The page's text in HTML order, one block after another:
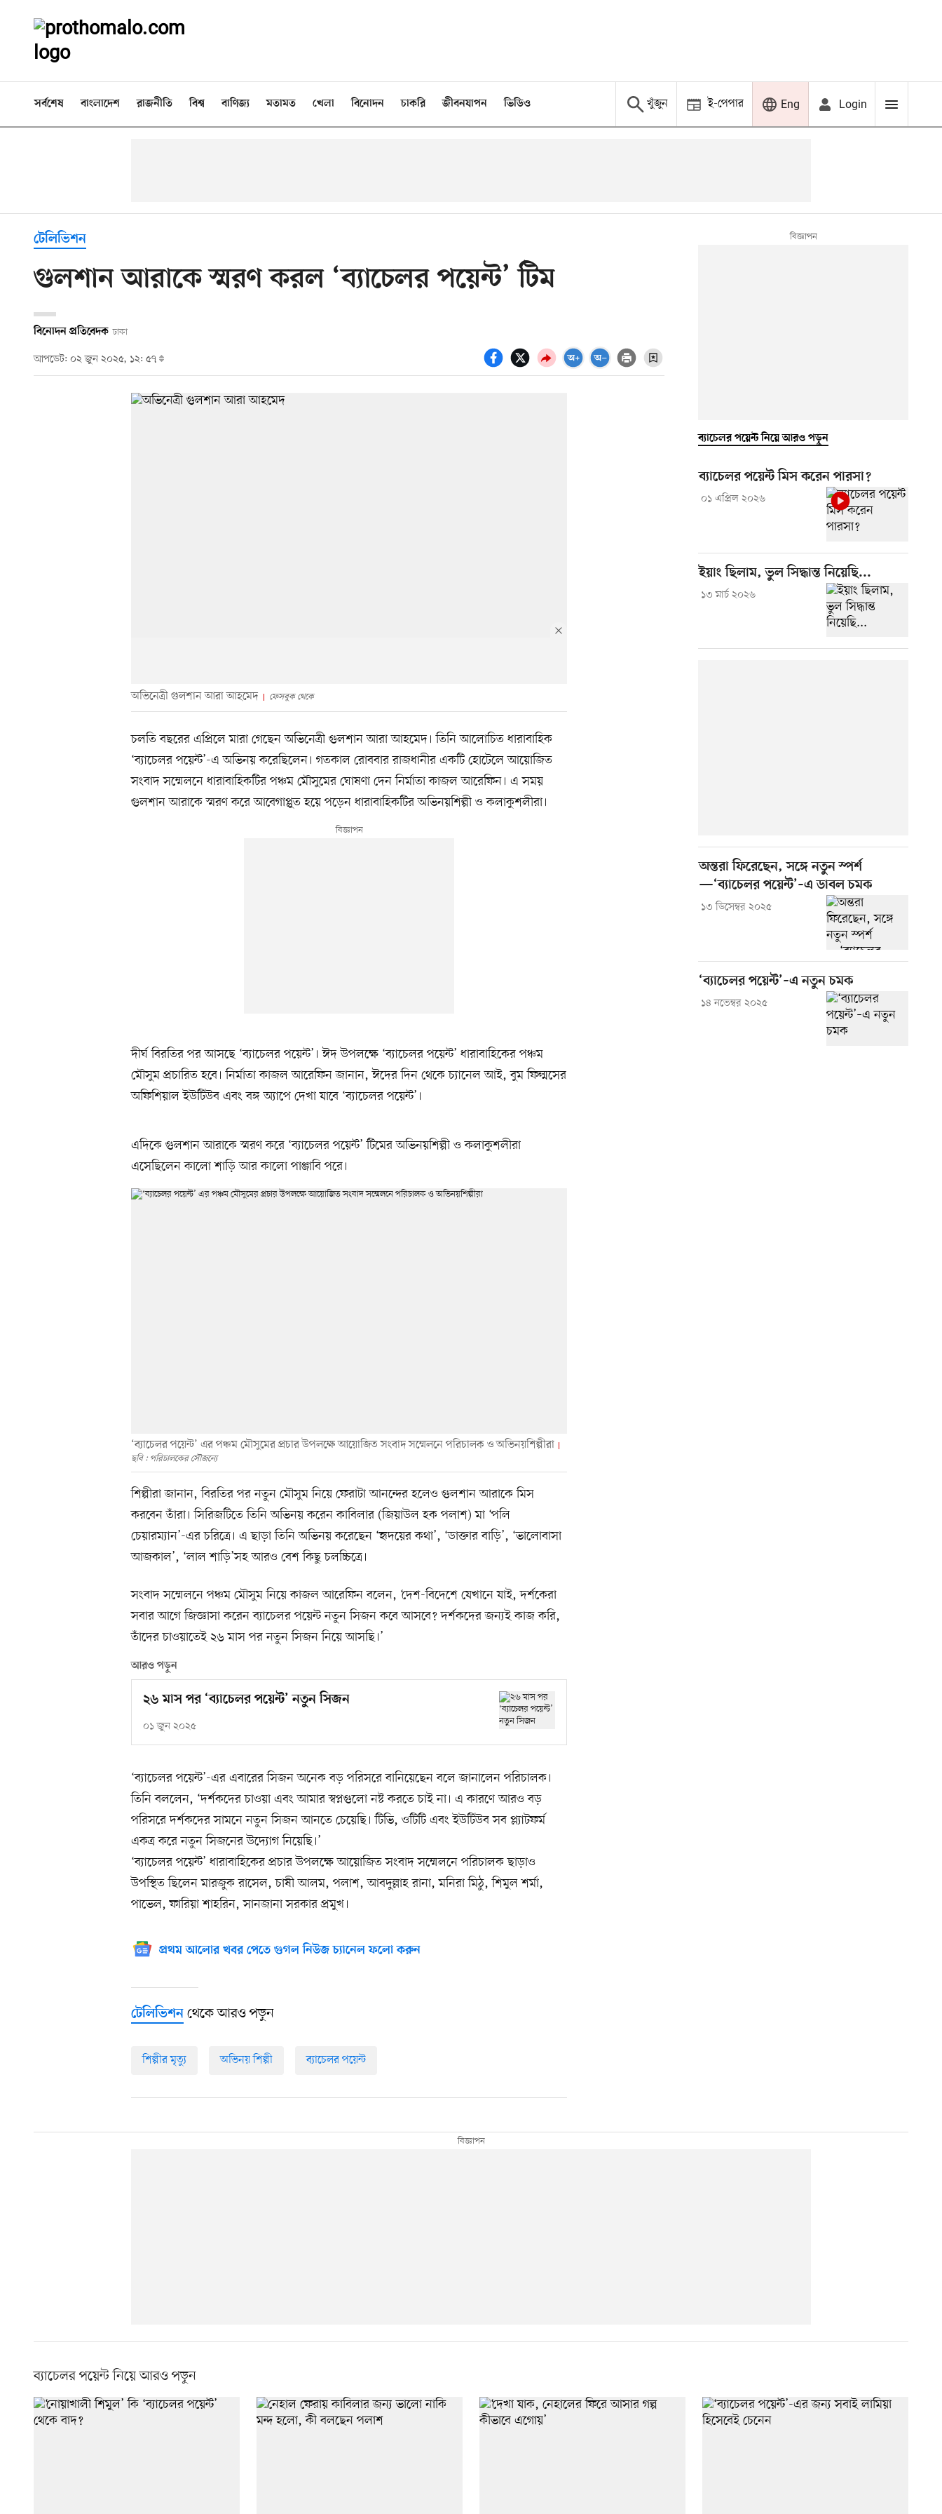
সর্বশেষ বাংলাদেশ রাজনীতি বিশ্ব বাণিজ্য মতামত খেলা বিনোদন চাকরি জীবনযাপন ভিডিও খুঁজুন ই-পেপার Eng Login
টেলিভিশন
গুলশান আরাকে স্মরণ করল ‘ব্যাচেলর পয়েন্ট’ টিম
বিনোদন প্রতিবেদক ঢাকা
আপডেট: ০২ জুন ২০২৫, ১২: ৫৭
অভিনেত্রী গুলশান আরা আহমেদ ফেসবুক থেকে
চলতি বছরের এপ্রিলে মারা গেছেন অভিনেত্রী গুলশান আরা আহমেদ। তিনি আলোচিত ধারাবাহিক
‘ব্যাচেলর পয়েন্ট’-এ অভিনয় করেছিলেন। গতকাল রোববার রাজধানীর একটি হোটেলে আয়োজিত
সংবাদ সম্মেলনে ধারাবাহিকটির পঞ্চম মৌসুমের ঘোষণা দেন নির্মাতা কাজল আরেফিন। এ সময়
গুলশান আরাকে স্মরণ করে আবেগাপ্লুত হয়ে পড়েন ধারাবাহিকটির অভিনয়শিল্পী ও কলাকুশলীরা।
দীর্ঘ বিরতির পর আসছে ‘ব্যাচেলর পয়েন্ট’। ঈদ উপলক্ষে ‘ব্যাচেলর পয়েন্ট’ ধারাবাহিকের পঞ্চম
মৌসুম প্রচারিত হবে। নির্মাতা কাজল আরেফিন জানান, ঈদের দিন থেকে চ্যানেল আই, বুম ফিল্মসের
অফিশিয়াল ইউটিউব এবং বঙ্গ অ্যাপে দেখা যাবে ‘ব্যাচেলর পয়েন্ট’।
এদিকে গুলশান আরাকে স্মরণ করে ‘ব্যাচেলর পয়েন্ট’ টিমের অভিনয়শিল্পী ও কলাকুশলীরা
এসেছিলেন কালো শাড়ি আর কালো পাঞ্জাবি পরে।
‘ব্যাচেলর পয়েন্ট’ এর পঞ্চম মৌসুমের প্রচার উপলক্ষে আয়োজিত সংবাদ সম্মেলনে পরিচালক ও অভিনয়শিল্পীরা
ছবি : পরিচালকের সৌজন্যে
শিল্পীরা জানান, বিরতির পর নতুন মৌসুম নিয়ে ফেরাটা আনন্দের হলেও গুলশান আরাকে মিস
করবেন তাঁরা। সিরিজটিতে তিনি অভিনয় করেন কাবিলার (জিয়াউল হক পলাশ) মা ‘পলি
চেয়ারম্যান’-এর চরিত্রে। এ ছাড়া তিনি অভিনয় করেছেন ‘হৃদয়ের কথা’, ‘ডাক্তার বাড়ি’, ‘ভালোবাসা
আজকাল’, ‘লাল শাড়ি’সহ আরও বেশ কিছু চলচ্চিত্রে।
সংবাদ সম্মেলনে পঞ্চম মৌসুম নিয়ে কাজল আরেফিন বলেন, ‘দেশ-বিদেশে যেখানে যাই, দর্শকেরা
সবার আগে জিজ্ঞাসা করেন ব্যাচেলর পয়েন্ট নতুন সিজন কবে আসবে? দর্শকদের জন্যই কাজ করি,
তাঁদের চাওয়াতেই ২৬ মাস পর নতুন সিজন নিয়ে আসছি।’
আরও পড়ুন
২৬ মাস পর ‘ব্যাচেলর পয়েন্ট’ নতুন সিজন
০১ জুন ২০২৫
‘ব্যাচেলর পয়েন্ট’-এর এবারের সিজন অনেক বড় পরিসরে বানিয়েছেন বলে জানালেন পরিচালক।
তিনি বললেন, ‘দর্শকদের চাওয়া এবং আমার স্বপ্নগুলো নষ্ট করতে চাই না। এ কারণে আরও বড়
পরিসরে দর্শকদের সামনে নতুন সিজন আনতে চেয়েছি। টিভি, ওটিটি এবং ইউটিউব সব প্ল্যাটফর্ম
একত্র করে নতুন সিজনের উদ্যোগ নিয়েছি।’
‘ব্যাচেলর পয়েন্ট’ ধারাবাহিকের প্রচার উপলক্ষে আয়োজিত সংবাদ সম্মেলনে পরিচালক ছাড়াও
উপস্থিত ছিলেন মারজুক রাসেল, চাষী আলম, পলাশ, আবদুল্লাহ রানা, মনিরা মিঠু, শিমুল শর্মা,
পাভেল, ফারিয়া শাহরিন, সানজানা সরকার প্রমুখ।
প্রথম আলোর খবর পেতে গুগল নিউজ চ্যানেল ফলো করুন
টেলিভিশন থেকে আরও পড়ুন
শিল্পীর মৃত্যু অভিনয় শিল্পী ব্যাচেলর পয়েন্ট
ব্যাচেলর পয়েন্ট নিয়ে আরও পড়ুন
ব্যাচেলর পয়েন্ট মিস করেন পারসা?
০১ এপ্রিল ২০২৬
ইয়াং ছিলাম, ভুল সিদ্ধান্ত নিয়েছি...
১৩ মার্চ ২০২৬
অন্তরা ফিরেছেন, সঙ্গে নতুন স্পর্শ
—‘ব্যাচেলর পয়েন্ট’–এ ডাবল চমক
১৩ ডিসেম্বর ২০২৫
‘ব্যাচেলর পয়েন্ট’–এ নতুন চমক
১৪ নভেম্বর ২০২৫
ব্যাচেলর পয়েন্ট নিয়ে আরও পড়ুন